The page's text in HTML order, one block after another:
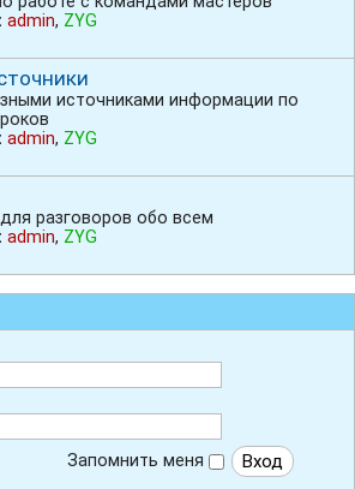
admin, ZYG
источниками информации по
admin, ZYG
разговоров обо всем
admin, ZYG
Запомнить меня